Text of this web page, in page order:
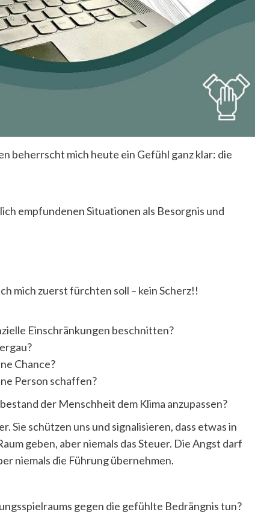
beherrscht mich heute ein Gefühl ganz klar: die
empfundenen Situationen als Besorgnis und
mich zuerst fürchten soll – kein Scherz!!
Einschränkungen beschnitten?
Chance?
Person schaffen?
der Menschheit dem Klima anzupassen?
Sie schützen uns und signalisieren, dass etwas in
geben, aber niemals das Steuer. Die Angst darf
niemals die Führung übernehmen.
gegen die gefühlte Bedrängnis tun?